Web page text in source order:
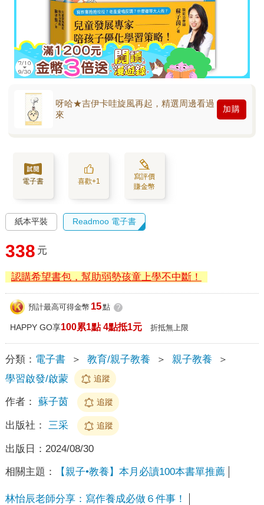
呀哈★吉伊卡哇旋風再起，精選周邊看過
來
加購
電子書 喜歡+1
寫評價
賺金幣
紙本平裝 Readmoo 電子書
338 元
認購希望書包，幫助弱勢孩童上學不中斷！
預計最高可得金幣 15點 ?
HAPPY GO享100累1點 4點抵1元 折抵無上限
分類： 電子書 ＞ 教育/親子教養 ＞ 親子教養
＞
學習啟發/啟蒙
追蹤
作者： 蘇子茵 追蹤
出版社： 三采 追蹤
出版日： 2024/08/30
相關主題： 【親子•教養】本月必讀100本書單推薦
林怡辰老師分享：寫作養成必做６件事！